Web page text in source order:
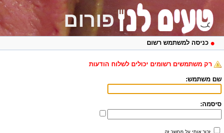
פורום
כניסה למשתמש רשום
רק משתמשים רשומים יכולים לשלוח הודעות
שם משתמש:
סיסמה:
זכור אותי על מחשב זה